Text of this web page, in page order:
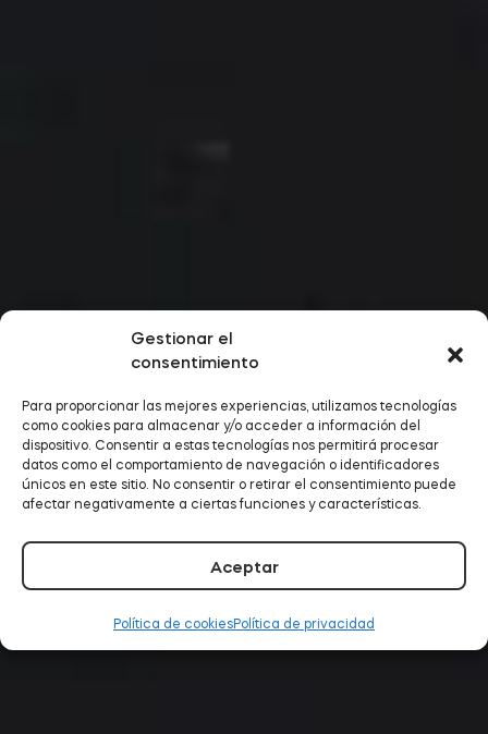
Gestionar el
consentimiento
Para proporcionar las mejores experiencias, utilizamos tecnologías
como cookies para almacenar y/o acceder a información del
dispositivo. Consentir a estas tecnologías nos permitirá procesar
datos como el comportamiento de navegación o identificadores
únicos en este sitio. No consentir o retirar el consentimiento puede
afectar negativamente a ciertas funciones y características.
Aceptar
Política de cookiesPolítica de privacidad